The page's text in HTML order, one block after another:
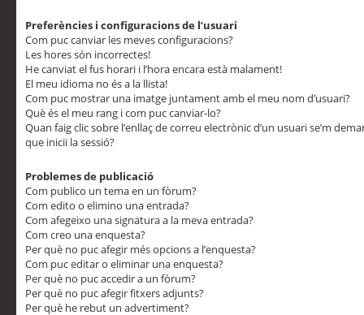
Preferències i configuracions de l’usuari
Com puc canviar les meves configuracions?
Les hores són incorrectes!
He canviat el fus horari i l’hora encara està malament!
El meu idioma no és a la llista!
Com puc mostrar una imatge juntament amb el meu nom d’usuari?
Què és el meu rang i com puc canviar-lo?
Quan faig clic sobre l’enllaç de correu electrònic d’un usuari se’m
que iniciï la sessió?
Problemes de publicació
Com publico un tema en un fòrum?
Com edito o elimino una entrada?
Com afegeixo una signatura a la meva entrada?
Com creo una enquesta?
Per què no puc afegir més opcions a l’enquesta?
Com puc editar o eliminar una enquesta?
Per què no puc accedir a un fòrum?
Per què no puc afegir fitxers adjunts?
Per què he rebut un advertiment?